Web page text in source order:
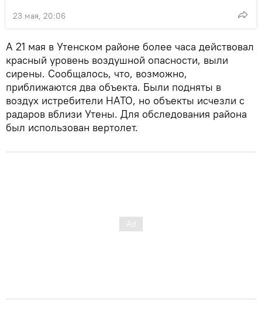
23 мая, 20:06
А 21 мая в Утенском районе более часа действовал
красный уровень воздушной опасности, выли
сирены. Сообщалось, что, возможно,
приближаются два объекта. Были подняты в
воздух истребители НАТО, но объекты исчезли с
радаров вблизи Утены. Для обследования района
был использован вертолет.